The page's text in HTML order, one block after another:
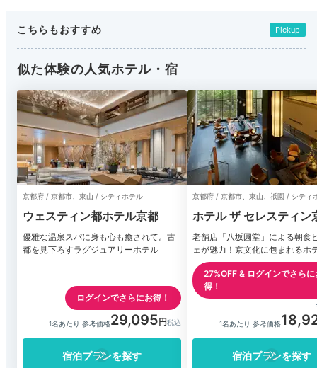
こちらもおすすめ Pickup
似た体験の人気ホテル・宿
京都府 / 京都市、東山 / シティホテル
ウェスティン都ホテル京都
優雅な温泉スパに身も心も癒されて。古
都を見下ろすラグジュアリーホテル
ログインでさらにお得！
1名あたり 参考価格29,095
宿泊プランを探す
京都府 / 京都市、東山、祇園 / シティ
ホテル ザ セレスティン
園
老舗店「八坂圓堂」による朝食
ェが魅力！京文化に包まれるホ
27%OFF & ログインでさらに
得！
1名あたり 参考価格
宿泊プランを探す